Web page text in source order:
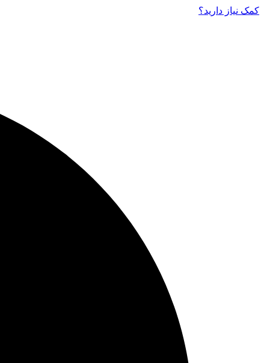
کمک نیاز دارید‌؟